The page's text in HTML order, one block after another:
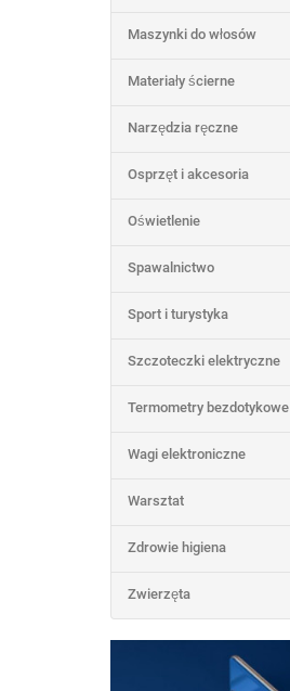
Maszynki do włosów
Materiały ścierne
Narzędzia ręczne
Osprzęt i akcesoria
Oświetlenie
Spawalnictwo
Sport i turystyka
Szczoteczki elektryczne
Termometry bezdotykowe
Wagi elektroniczne
Warsztat
Zdrowie higiena
Zwierzęta